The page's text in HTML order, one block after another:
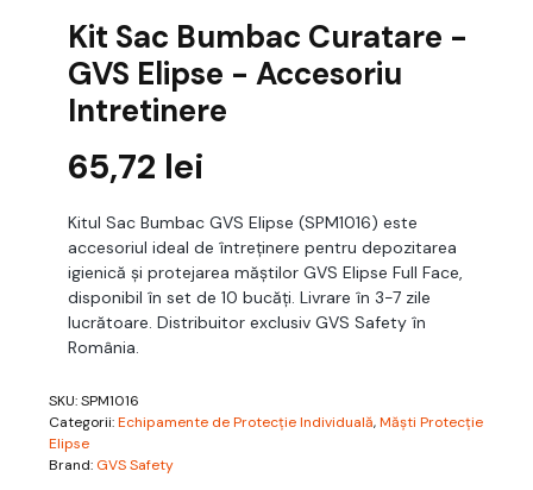
Kit Sac Bumbac Curatare -
GVS Elipse - Accesoriu
Intretinere
65,72 lei
Kitul Sac Bumbac GVS Elipse (SPM1016) este
accesoriul ideal de întreținere pentru depozitarea
igienică și protejarea măștilor GVS Elipse Full Face,
disponibil în set de 10 bucăți. Livrare în 3-7 zile
lucrătoare. Distribuitor exclusiv GVS Safety în
România.
SKU:SPM1016
Categorii:Echipamente de Protecție Individuală,Măști Protecție
Elipse
Brand: GVS Safety